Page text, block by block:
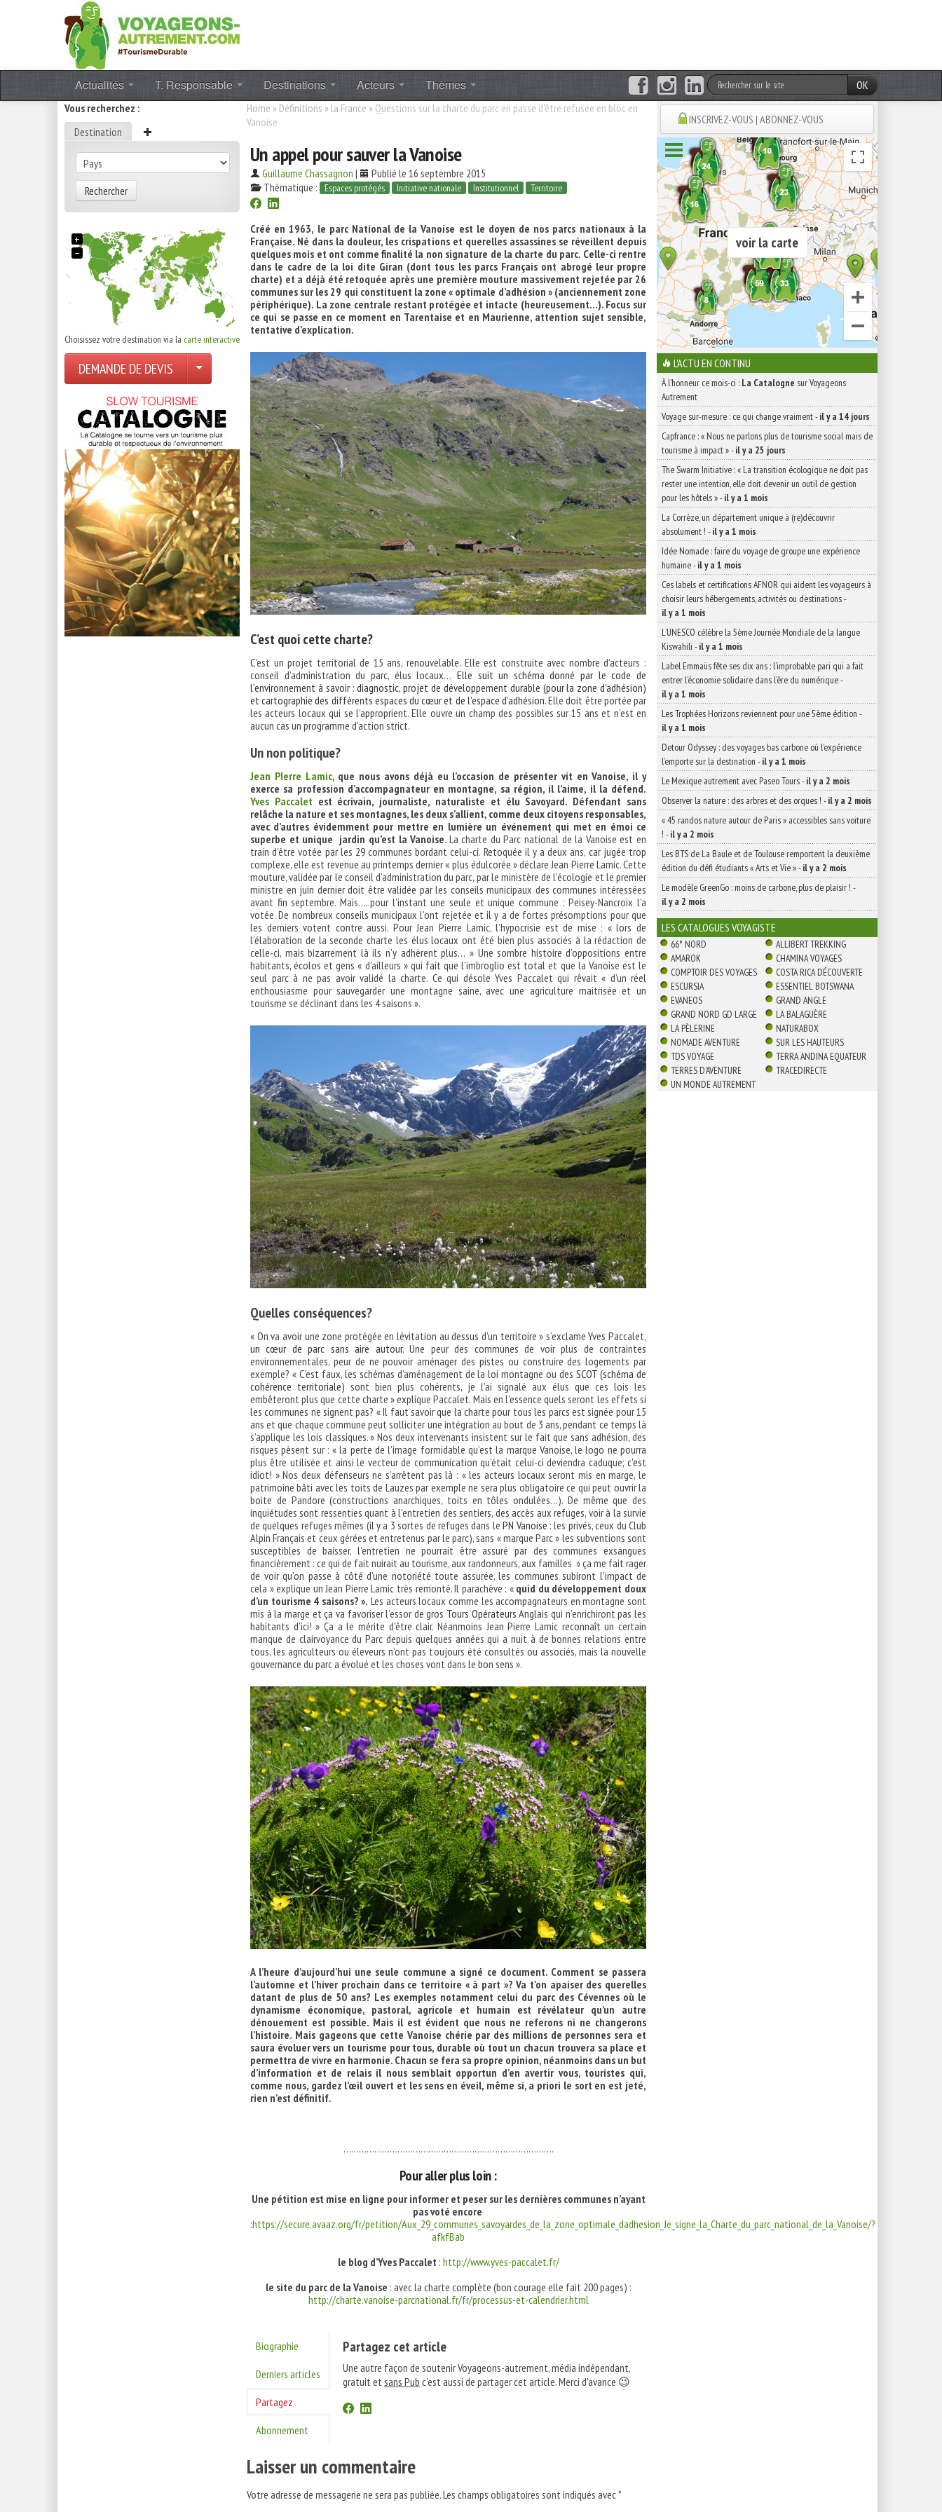
Actualités T. Responsable Destinations Acteurs Thèmes
OK
Vous recherchez :
Destination
Rechercher
+
−
Choisissez votre destination via la carte interactive
DEMANDE DE DEVIS
Home » Définitions » la France » Questions sur la charte du parc en passe d'être refusée en bloc en
Vanoise
Un appel pour sauver la Vanoise
Guillaume Chassagnon |
Publié le 16 septembre 2015
Thèmatique :
Espaces protégés Initiative nationale Institutionnel Territoire
Créé en 1963, le parc National de la Vanoise est le doyen de nos parcs nationaux à la
Française. Né dans la douleur, les crispations et querelles assassines se réveillent depuis
quelques mois et ont comme finalité la non signature de la charte du parc. Celle-ci rentre
dans le cadre de la loi dite Giran (dont tous les parcs Français ont abrogé leur propre
charte) et a déjà été retoquée après une première mouture massivement rejetée par 26
communes sur les 29 qui constituent la zone « optimale d’adhésion » (anciennement zone
périphérique). La zone centrale restant protégée et intacte (heureusement…). Focus sur
ce qui se passe en ce moment en Tarentaise et en Maurienne, attention sujet sensible,
tentative d’explication.
C’est quoi cette charte?
C’est un projet territorial de 15 ans, renouvelable. Elle est construite avec nombre d’acteurs :
conseil d’administration du parc, élus locaux… Elle suit un schéma donné par le code de
l’environnement à savoir : diagnostic, projet de développement durable (pour la zone d’adhésion)
et cartographie des différents espaces du cœur et de l’espace d’adhésion.Elle doit être portée par
les acteurs locaux qui se l’approprient. Elle ouvre un champ des possibles sur 15 ans et n’est en
aucun cas un programme d’action strict.
Un non politique?
Jean PIerre Lamic, que nous avons déjà eu l’occasion de présenter vit en Vanoise, il y
exerce sa profession d’accompagnateur en montagne, sa région, il l’aime, il la défend.
Yves Paccalet est écrivain, journaliste, naturaliste et élu Savoyard. Défendant sans
relâche la nature et ses montagnes, les deux s’allient, comme deux citoyens responsables,
avec d’autres évidemment pour mettre en lumière un événement qui met en émoi ce
superbe et unique jardin qu’est la Vanoise. La charte du Parc national de la Vanoise est en
train d’être votée par les 29 communes bordant celui-ci. Retoquée il y a deux ans, car jugée trop
complexe, elle est revenue au printemps dernier « plus édulcorée » déclare Jean Pierre Lamic. Cette
mouture, validée par le conseil d’administration du parc, par le ministère de l’écologie et le premier
ministre en juin dernier doit être validée par les conseils municipaux des communes intéressées
avant fin septembre. Mais…..pour l’instant une seule et unique commune : Peisey-Nancroix l’a
votée. De nombreux conseils municipaux l’ont rejetée et il y a de fortes présomptions pour que
les derniers votent contre aussi. Pour Jean Pierre Lamic, l’hypocrisie est de mise : « lors de
l’élaboration de la seconde charte les élus locaux ont été bien plus associés à la rédaction de
celle-ci, mais bizarrement là ils n’y adhèrent plus… » Une sombre histoire d’oppositions entre
habitants, écolos et gens « d’ailleurs » qui fait que l’imbroglio est total et que la Vanoise est le
seul parc à ne pas avoir validé la charte. Ce qui désole Yves Paccalet qui rêvait « d’un réel
enthousiasme pour sauvegarder une montagne saine, avec une agriculture maitrisée et un
tourisme se déclinant dans les 4 saisons ».
Quelles conséquences?
« On va avoir une zone protégée en lévitation au dessus d’un territoire » s’exclame Yves Paccalet,
un cœur de parc sans aire autour.Une peur des communes de voir plus de contraintes
environnementales, peur de ne pouvoir aménager des pistes ou construire des logements par
exemple? « C’est faux, les schémas d’aménagement de la loi montagne ou des SCOT (schéma de
cohérence territoriale) sont bien plus cohérents, je l’ai signalé aux élus que ces lois les
embêteront plus que cette charte » explique Paccalet. Mais en l’essence quels seront les effets si
les communes ne signent pas? « Il faut savoir que la charte pour tous les parcs est signée pour 15
ans et que chaque commune peut solliciter une intégration au bout de 3 ans, pendant ce temps là
s’applique les lois classiques. » Nos deux intervenants insistent sur le fait que sans adhésion, des
risques pèsent sur : « la perte de l’image formidable qu’est la marque Vanoise, le logo ne pourra
plus être utilisée et ainsi le vecteur de communication qu’était celui-ci deviendra caduque; c’est
idiot! » Nos deux défenseurs ne s’arrêtent pas là : « les acteurs locaux seront mis en marge, le
patrimoine bâti avec les toits de Lauzes par exemple ne sera plus obligatoire ce qui peut ouvrir la
boite de Pandore (constructions anarchiques, toits en tôles ondulées…). De même que des
inquiétudes sont ressenties quant à l’entretien des sentiers, des accès aux refuges, voir à la survie
de quelques refuges mêmes (il y a 3 sortes de refuges dans lePN Vanoise : les privés, ceux du Club
Alpin Français et ceux gérées et entretenus par le parc), sans « marque Parc » les subventions sont
susceptibles de baisser, l’entretien ne pourrait être assuré par des communes exsangues
financièrement : ce qui de fait nuirait au tourisme, aux randonneurs, aux familles » ça me fait rager
de voir qu’on passe à côté d’une notoriété toute assurée, les communes subiront l’impact de
cela » explique un Jean Pierre Lamic très remonté. Il parachève : « quid du développement doux
d’un tourisme 4 saisons? ». Les acteurs locaux comme les accompagnateurs en montagne sont
mis à la marge et ça va favoriser l’essor de gros Tours OpérateursAnglais qui n’enrichiront pas les
habitants d’ici! » Ça a le mérite d’être clair. Néanmoins Jean Pierre Lamic reconnaît un certain
manque de clairvoyance du Parc depuis quelques années qui a nuit à de bonnes relations entre
tous, les agriculteurs ou éleveurs n’ont pas toujours été consultés ou associés, mais la nouvelle
gouvernance du parc a évolué et les choses vont dans le bon sens ».
A l’heure d’aujourd’hui une seule commune a signé ce document. Comment se passera
l’automne et l’hiver prochain dans ce territoire « à part »? Va t’on apaiser des querelles
datant de plus de 50 ans? Les exemples notamment celui du parc des Cévennes où le
dynamisme économique, pastoral, agricole et humain est révélateur qu’un autre
dénouement est possible. Mais il est évident que nous ne referons ni ne changerons
l’histoire. Mais gageons que cette Vanoise chérie par des millions de personnes sera et
saura évoluer vers un tourisme pour tous, durable où tout un chacun trouvera sa place et
permettra de vivre en harmonie. Chacun se fera sa propre opinion, néanmoins dans un but
d’information et de relais il nous semblait opportun d’en avertir vous, touristes qui,
comme nous, gardez l’œil ouvert et les sens en éveil, même si, a priori le sort en est jeté,
rien n’est définitif.
……………………………………………………………………….
Pour aller plus loin :
Une pétition est mise en ligne pour informer et peser sur les dernières communes n’ayant
pas voté encore
:https://secure.avaaz.org/fr/petition/Aux_29_communes_savoyardes_de_la_zone_optimale_dadhesion_Je_signe_la_Charte_du_parc_national_de_la_Vanoise/?
afkfBab
le blog d’Yves Paccalet : http://www.yves-paccalet.fr/
le site du parc de la Vanoise : avec la charte complète (bon courage elle fait 200 pages) :
http://charte.vanoise-parcnational.fr/fr/processus-et-calendrier.html
Biographie
Derniers articles
Partagez
Abonnement
Partagez cet article
Une autre façon de soutenir Voyageons-autrement, média indépendant,
gratuit etsans Pub c'est aussi de partager cet article. Merci d'avance 😉
Laisser un commentaire
Votre adresse de messagerie ne sera pas publiée.Les champs obligatoires sont indiqués avec*
INSCRIVEZ-VOUS | ABONNEZ-VOUS
voir la carte
L'ACTU EN CONTINU
À l'honneur ce mois-ci : La Catalogne sur Voyageons
Autrement
Voyage sur-mesure : ce qui change vraiment-il y a 14 jours
Capfrance : « Nous ne parlons plus de tourisme social mais de
tourisme à impact »-il y a 25 jours
The Swarm Initiative : « La transition écologique ne doit pas
rester une intention, elle doit devenir un outil de gestion
pour les hôtels »-il y a 1 mois
La Corrèze, un département unique à (re)découvrir
absolument ! -il y a 1 mois
Idée Nomade : faire du voyage de groupe une expérience
humaine-il y a 1 mois
Ces labels et certifications AFNOR qui aident les voyageurs à
choisir leurs hébergements, activités ou destinations-
il y a 1 mois
L’UNESCO célèbre la 5ème Journée Mondiale de la langue
Kiswahili -il y a 1 mois
Label Emmaüs fête ses dix ans : l’improbable pari qui a fait
entrer l’économie solidaire dans l’ère du numérique-
il y a 1 mois
Les Trophées Horizons reviennent pour une 5ème édition -
il y a 1 mois
Detour Odyssey : des voyages bas carbone où l’expérience
l’emporte sur la destination -il y a 1 mois
Le Mexique autrement avec Paseo Tours-il y a 2 mois
Observer la nature : des arbres et des orques ! -il y a 2 mois
« 45 randos nature autour de Paris » accessibles sans voiture
! -il y a 2 mois
Les BTS de La Baule et de Toulouse remportent la deuxième
édition du défi étudiants « Arts et Vie »-il y a 2 mois
Le modèle GreenGo : moins de carbone, plus de plaisir ! -
il y a 2 mois
LES CATALOGUES VOYAGISTE
66° NORD
ALLIBERT TREKKING
AMAROK
CHAMINA VOYAGES
COMPTOIR DES VOYAGES
COSTA RICA DÉCOUVERTE
ESCURSIA
ESSENTIEL BOTSWANA
EVANEOS
GRAND ANGLE
GRAND NORD GD LARGE
LA BALAGUÈRE
LA PÈLERINE
NATURABOX
NOMADE AVENTURE
SUR LES HAUTEURS
TDS VOYAGE
TERRA ANDINA EQUATEUR
TERRES D'AVENTURE
TRACEDIRECTE
UN MONDE AUTREMENT